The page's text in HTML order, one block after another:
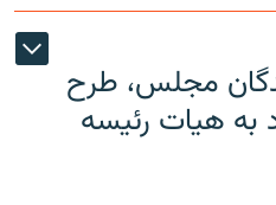
مجلس، طرح
به هیات رئیسه